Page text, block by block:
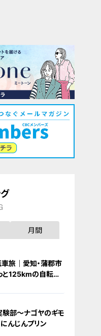
月間
旅｜愛知・蒲郡市
と125kmの自転車
験部～ナゴヤのギモ
にんじんプリン